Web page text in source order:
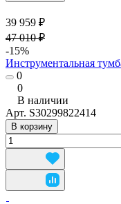
39 959 ₽
47 010 ₽
-15%
Инструментальная
0
0
В наличии
Арт. S30299822414
В корзину